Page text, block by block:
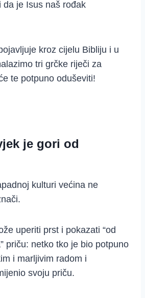
da je Isus naš rođak
kroz cijelu Bibliju i u
tri grčke riječi za
te potpuno oduševiti!
je gori od
kulturi većina ne
uperiti prst i pokazati “od
priču: netko tko je bio potpuno
i marljivim radom i
svoju priču.